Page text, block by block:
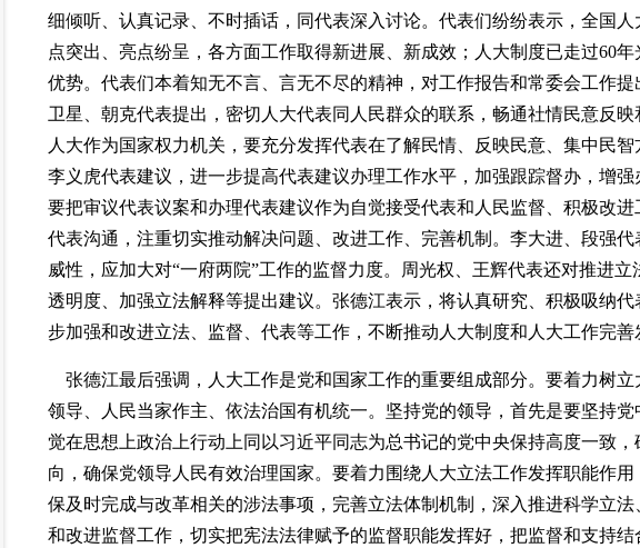
细倾听、认真记录、不时插话，同代表深入讨论。代表们纷纷表示，全国
点突出、亮点纷呈，各方面工作取得新进展、新成效；人大制度已走过60
优势。代表们本着知无不言、言无不尽的精神，对工作报告和常委会工作提
卫星、朝克代表提出，密切人大代表同人民群众的联系，畅通社情民意反映
人大作为国家权力机关，要充分发挥代表在了解民情、反映民意、集中民智
李义虎代表建议，进一步提高代表建议办理工作水平，加强跟踪督办，增强
要把审议代表议案和办理代表建议作为自觉接受代表和人民监督、积极改
代表沟通，注重切实推动解决问题、改进工作、完善机制。李大进、段强
威性，应加大对“一府两院”工作的监督力度。周光权、王辉代表还对推进
透明度、加强立法解释等提出建议。张德江表示，将认真研究、积极吸纳
步加强和改进立法、监督、代表等工作，不断推动人大制度和人大工作完善
张德江最后强调，人大工作是党和国家工作的重要组成部分。要着力树立
领导、人民当家作主、依法治国有机统一。坚持党的领导，首先是要坚持
觉在思想上政治上行动上同以习近平同志为总书记的党中央保持高度一致
向，确保党领导人民有效治理国家。要着力围绕人大立法工作发挥职能作
保及时完成与改革相关的涉法事项，完善立法体制机制，深入推进科学立
和改进监督工作，切实把宪法法律赋予的监督职能发挥好，把监督和支持结